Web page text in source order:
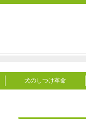
犬のしつけ革命